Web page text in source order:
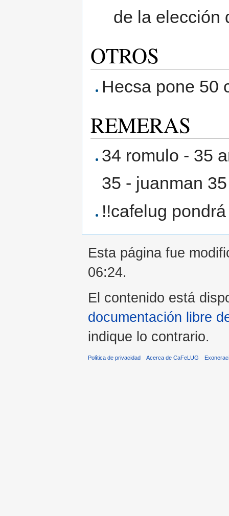
de la elección
OTROS
Hecsa pone 50
REMERAS
34 romulo - 35
35 - juanman
!!cafelug
Esta página fue
06:24.
El contenido está
documentación libre
indique lo contrario.
Política de privacidad Acerca de CaFeLUG